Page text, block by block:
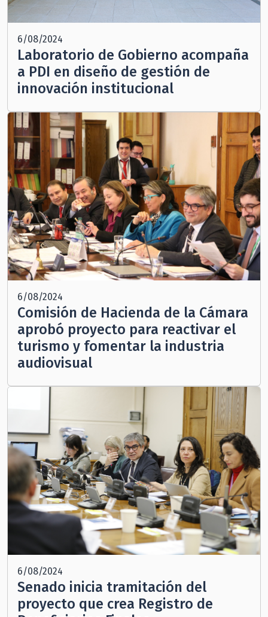
6/08/2024
Laboratorio de Gobierno acompaña
a PDI en diseño de gestión de
innovación institucional
6/08/2024
Comisión de Hacienda de la Cámara
aprobó proyecto para reactivar el
turismo y fomentar la industria
audiovisual
6/08/2024
Senado inicia tramitación del
proyecto que crea Registro de